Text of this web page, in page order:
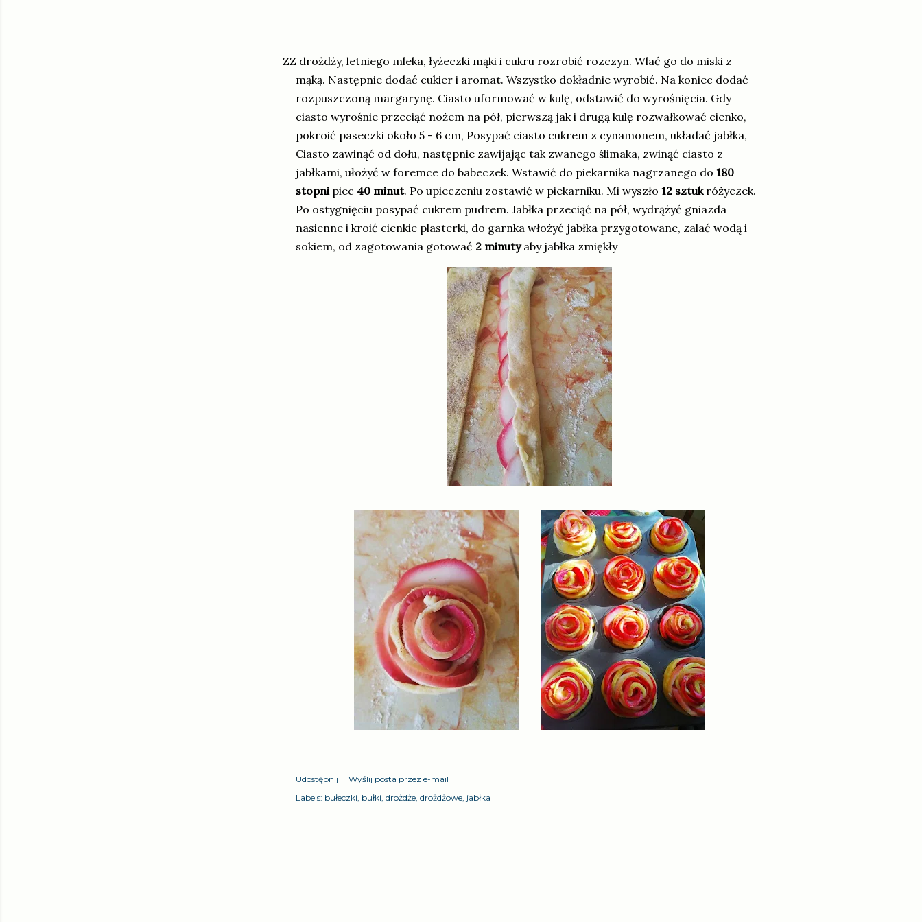
ZZ drożdży, letniego mleka, łyżeczki mąki i cukru rozrobić rozczyn. Wlać go do miski z
mąką. Następnie dodać cukier i aromat. Wszystko dokładnie wyrobić. Na koniec dodać
rozpuszczoną margarynę. Ciasto uformować w kulę, odstawić do wyrośnięcia. Gdy
ciasto wyrośnie przeciąć nożem na pół, pierwszą jak i drugą kulę rozwałkować cienko,
pokroić paseczki około 5 - 6 cm, Posypać ciasto cukrem z cynamonem, układać jabłka,
Ciasto zawinąć od dołu, następnie zawijając tak zwanego ślimaka, zwinąć ciasto z
jabłkami, ułożyć w foremce do babeczek. Wstawić do piekarnika nagrzanego do 180
stopnipiec 40 minut. Po upieczeniu zostawić w piekarniku. Mi wyszło 12 sztukróżyczek.
Po ostygnięciu posypać cukrem pudrem. Jabłka przeciąć na pół, wydrążyć gniazda
nasienne i kroić cienkie plasterki, do garnka włożyć jabłka przygotowane, zalać wodą i
sokiem, od zagotowania gotować 2 minutyaby jabłka zmiękły
Udostępnij
Wyślij posta przez e-mail
Labels: bułeczki bułki drożdże drożdżowe jabłka